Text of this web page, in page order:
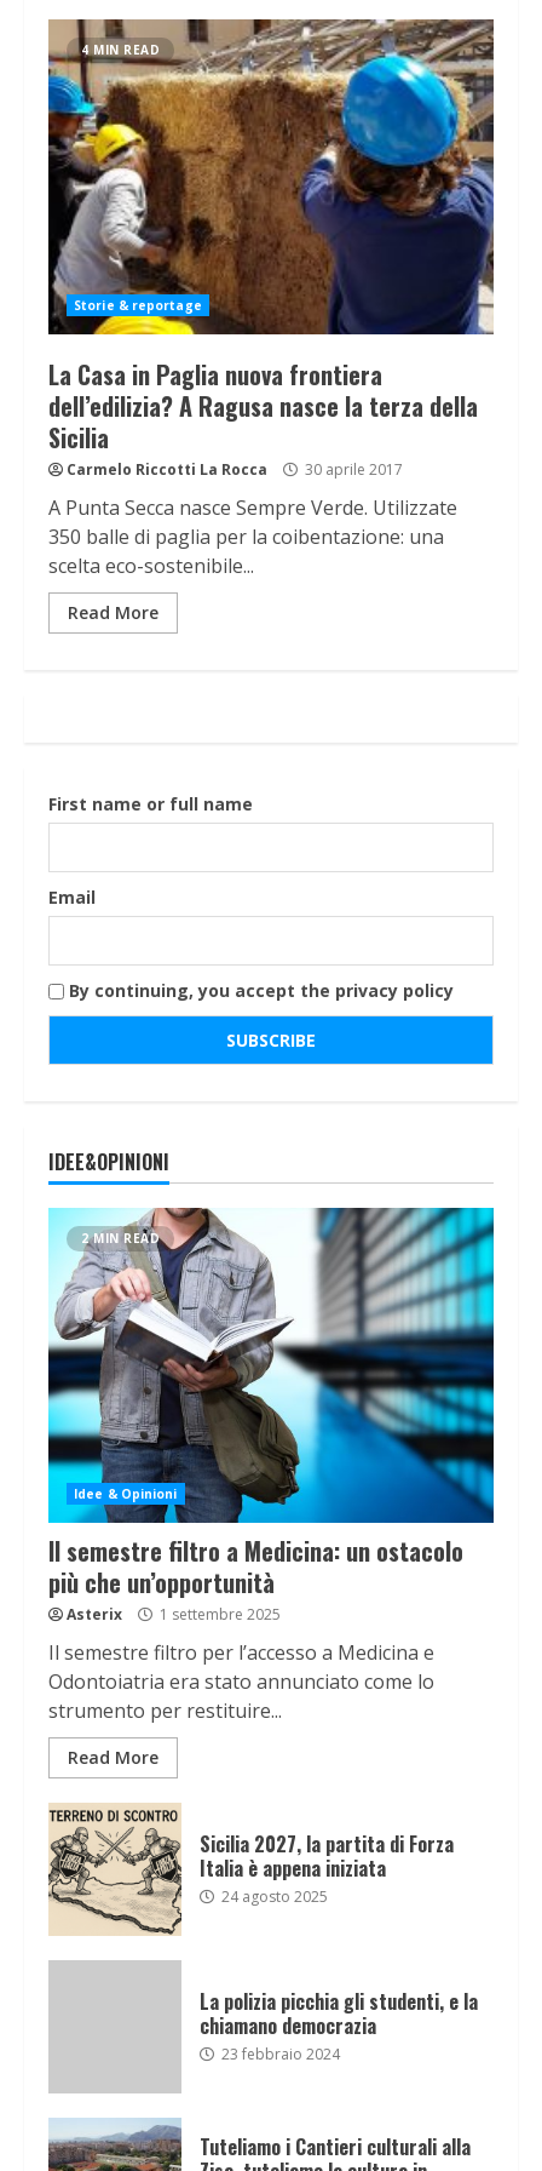
4 MIN READ
Storie & reportage
La Casa in Paglia nuova frontiera
dell’edilizia? A Ragusa nasce la terza della
Sicilia
Carmelo Riccotti La Rocca 30 aprile 2017
A Punta Secca nasce Sempre Verde. Utilizzate
350 balle di paglia per la coibentazione: una
scelta eco-sostenibile...
Read More
First name or full name
Email
By continuing, you accept the privacy policy
IDEE&OPINIONI
2 MIN READ
Idee & Opinioni
Il semestre filtro a Medicina: un ostacolo
più che un’opportunità
Asterix 1 settembre 2025
Il semestre filtro per l’accesso a Medicina e
Odontoiatria era stato annunciato come lo
strumento per restituire...
Read More
Sicilia 2027, la partita di Forza
Italia è appena iniziata
24 agosto 2025
La polizia picchia gli studenti, e la
chiamano democrazia
23 febbraio 2024
Tuteliamo i Cantieri culturali alla